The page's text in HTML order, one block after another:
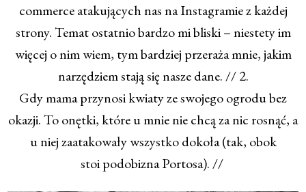
commerce atakujących nas na Instagramie z każdej
strony. Temat ostatnio bardzo mi bliski – niestety im
więcej o nim wiem, tym bardziej przeraża mnie, jakim
narzędziem stają się nasze dane. // 2.
Gdy mama przynosi kwiaty ze swojego ogrodu bez
okazji. To onętki, które u mnie nie chcą za nic rosnąć, a
u niej zaatakowały wszystko dokoła (tak, obok
stoi podobizna Portosa). //